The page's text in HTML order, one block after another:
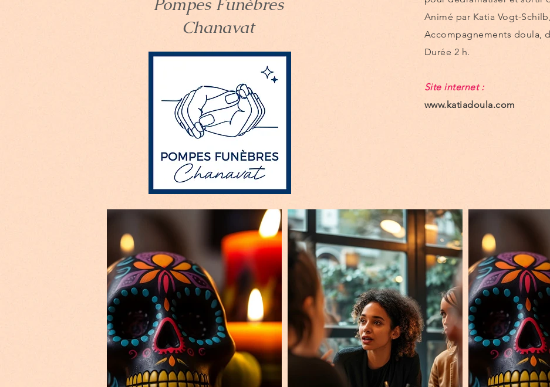
Chanavat
Animé par Katia Vogt-Schilb,
Accompagnements doula,
Durée 2 h.
Site internet :
www.katiadoula.com